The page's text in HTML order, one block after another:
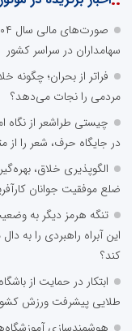
سهامداران در سراسر کشور
فراتر از بحران؛ چگونه
مردمی را نجات می‌دهد؟
چیستی طراشعر از نگاه
در جایگاه حرف، شعر را
الگوپذیری خلاق،
ضلع موفقیت جوانان
تنگه هرمز دیگر به
این آبراه راهبردی را به
کند؟
ابتکار در حمایت از
طلایی پیشرفت ورزش